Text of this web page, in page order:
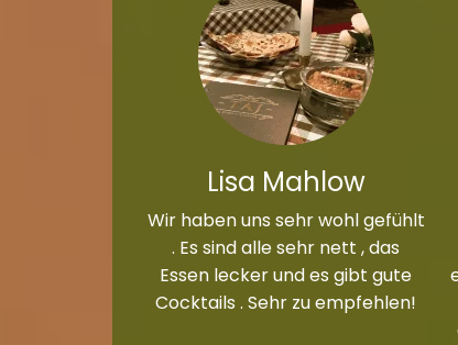
Lisa Mahlow
Wir haben uns sehr wohl gefühlt
. Es sind alle sehr nett , das
Essen lecker und es gibt gute
Cocktails . Sehr zu empfehlen!